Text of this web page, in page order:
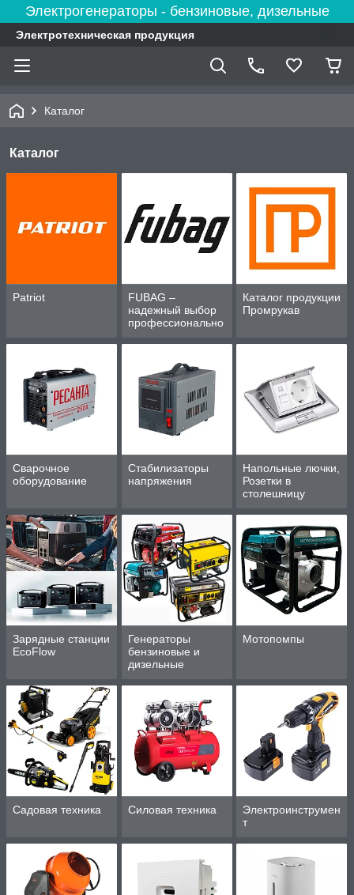
Электрогенераторы - бензиновые, дизельные
Электротехническая продукция
Каталог
Каталог
Patriot
FUBAG –
надежный выбор
профессионально
для дома и
Каталог продукции
Промрукав
Сварочное
оборудование
Стабилизаторы
напряжения
Напольные лючки,
Розетки в
столешницу
Зарядные станции
EcoFlow
Генераторы
бензиновые и
дизельные
Мотопомпы
Садовая техника Силовая техника
Электроинструмен
т